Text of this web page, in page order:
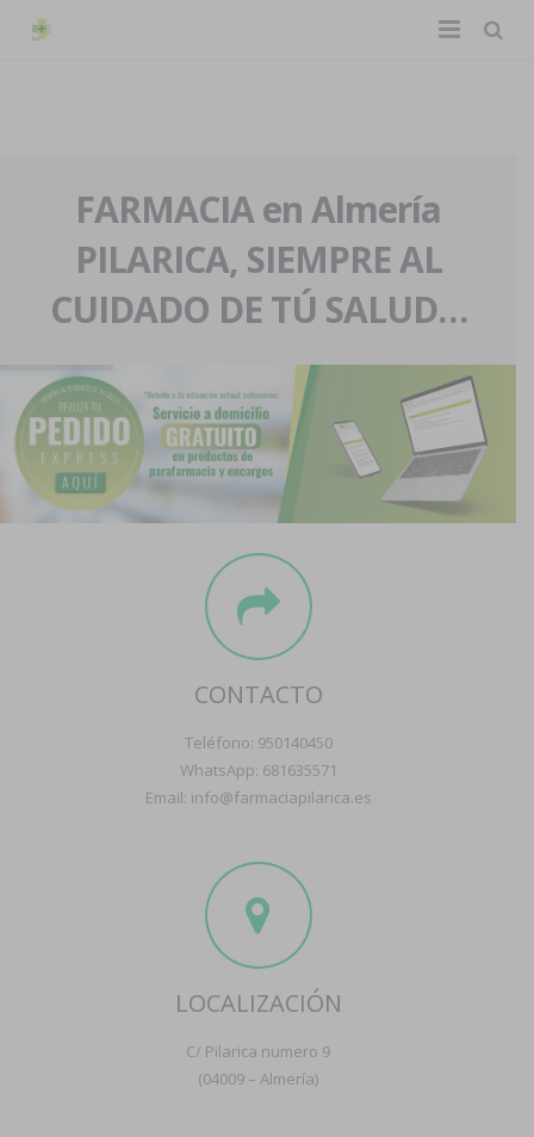
La farmacia
Nuestra historia
Nuestro equipo
Eventos
Servicios y reservas
Pedidos express
Blog
Contacto
Boletín
FARMACIA en Almería
PILARICA, SIEMPRE AL
CUIDADO DE TÚ SALUD…
CONTACTO
Teléfono: 950140450
WhatsApp: 681635571
Email: info@farmaciapilarica.es
LOCALIZACIÓN
C/ Pilarica numero 9
(04009 – Almería)